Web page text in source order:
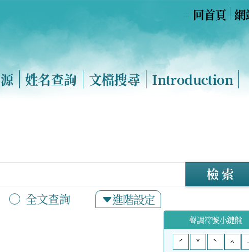
回首頁 網
姓名查詢 文檔搜尋 Introduction
全文查詢 進階設定
檢 索
聲調符號小鍵盤
ˊ
ˇ ˋ ^